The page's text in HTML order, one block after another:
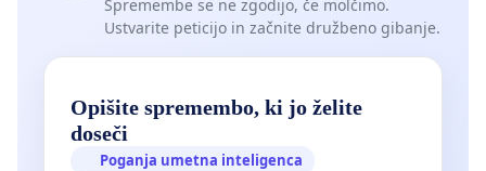
Spremembe se ne zgodijo, če molčimo.
Ustvarite peticijo in začnite družbeno gibanje.
Opišite spremembo, ki jo želite
doseči
Poganja umetna inteligenca